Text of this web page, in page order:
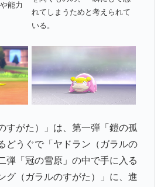
能力
れてしまうためと考えられて
いる。
すがた）」は、第一弾「鎧の孤
どうぐで「ヤドラン（ガラルの
弾「冠の雪原」の中で手に入る
グ（ガラルのすがた）」に、進